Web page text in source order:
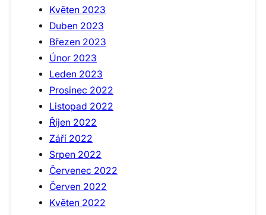
Květen 2023
Duben 2023
Březen 2023
Únor 2023
Leden 2023
Prosinec 2022
Listopad 2022
Říjen 2022
Září 2022
Srpen 2022
Červenec 2022
Červen 2022
Květen 2022